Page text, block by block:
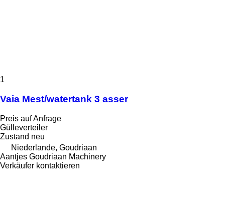
1
Vaia Mest/watertank 3 asser
Preis auf Anfrage
Gülleverteiler
Zustand neu
Niederlande, Goudriaan
Aantjes Goudriaan Machinery
Verkäufer kontaktieren